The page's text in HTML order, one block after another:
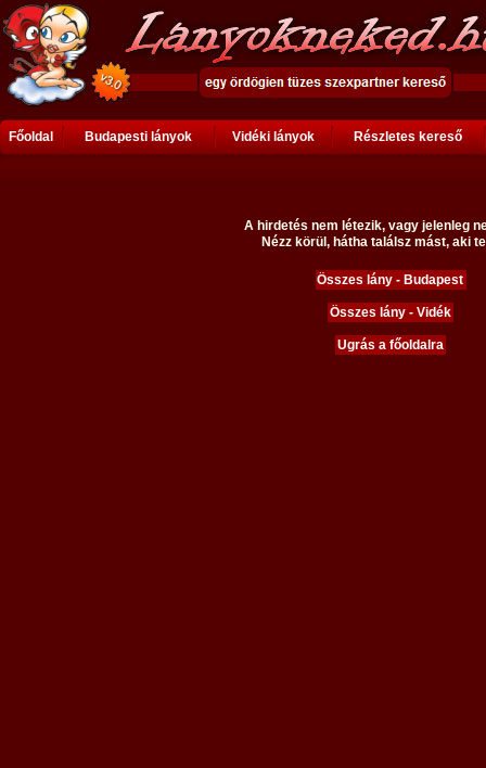
Főoldal Budapesti lányok Vidéki lányok Részletes kereső
A hirdetés nem létezik, vagy jelenleg
Nézz körül, hátha találsz mást, aki
Összes lány - Budapest
Összes lány - Vidék
Ugrás a főoldalra